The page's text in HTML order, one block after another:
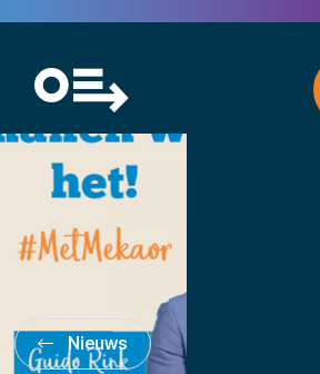
Nieuws